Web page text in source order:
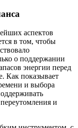
аспектов
в том, чтобы
о поддержании
энергии перед
Как показывает
и выбора
и